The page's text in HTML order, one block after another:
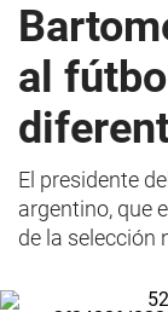
al
El presidente
argentino, que
de la selección